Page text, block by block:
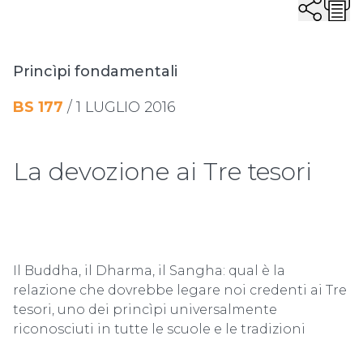
Princìpi fondamentali
BS 177 / 1 LUGLIO 2016
La devozione ai Tre tesori
Il Buddha, il Dharma, il Sangha: qual è la
relazione che dovrebbe legare noi credenti ai Tre
tesori, uno dei princìpi universalmente
riconosciuti in tutte le scuole e le tradizioni